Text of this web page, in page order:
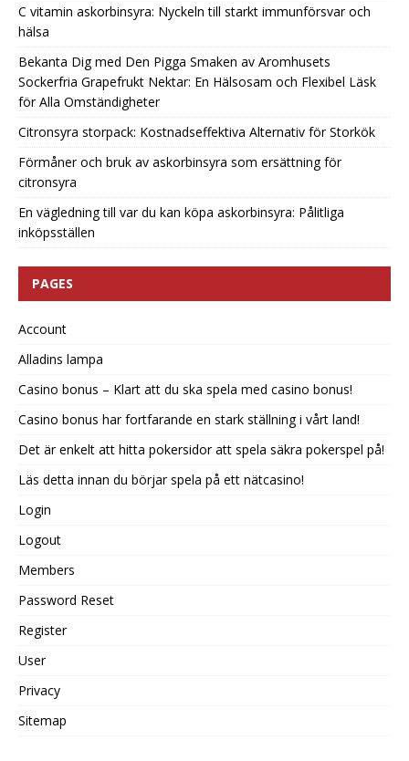
C vitamin askorbinsyra: Nyckeln till starkt immunförsvar och
hälsa
Bekanta Dig med Den Pigga Smaken av Aromhusets
Sockerfria Grapefrukt Nektar: En Hälsosam och Flexibel Läsk
för Alla Omständigheter
Citronsyra storpack: Kostnadseffektiva Alternativ för Storkök
Förmåner och bruk av askorbinsyra som ersättning för
citronsyra
En vägledning till var du kan köpa askorbinsyra: Pålitliga
inköpsställen
PAGES
Account
Alladins lampa
Casino bonus – Klart att du ska spela med casino bonus!
Casino bonus har fortfarande en stark ställning i vårt land!
Det är enkelt att hitta pokersidor att spela säkra pokerspel på!
Läs detta innan du börjar spela på ett nätcasino!
Login
Logout
Members
Password Reset
Register
User
Privacy
Sitemap